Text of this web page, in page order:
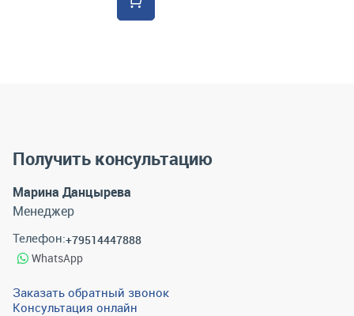
Получить консультацию
Марина Данцырева
Менеджер
Телефон:+79514447888
WhatsApp
Заказать обратный звонок
Консультация онлайн